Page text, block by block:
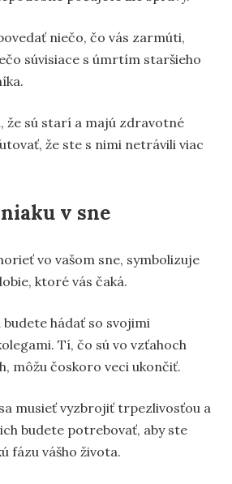
niečo, čo vás zarmúti,
súvisiace s úmrtím staršieho
že sú starí a majú zdravotné
že ste s nimi netrávili viac
v sne
vo vašom sne, symbolizuje
ktoré vás čaká.
hádať so svojimi
Tí, čo sú vo vzťahoch
môžu čoskoro veci ukončiť.
musieť vyzbrojiť trpezlivosťou a
budete potrebovať, aby ste
fázu vášho života.